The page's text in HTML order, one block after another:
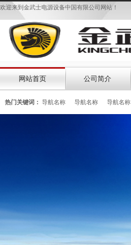
欢迎来到金武士电源设备中国有限公司网站！
网站首页 公司简介
热门关键词： 导航名称 导航名称 导航名称